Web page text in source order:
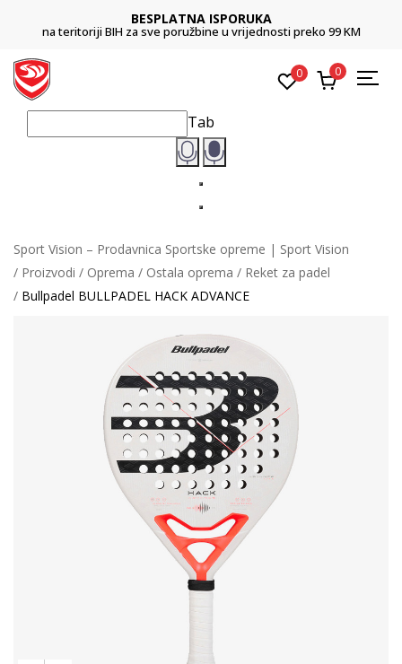
BESPLATNA ISPORUKA
na teritoriji BIH za sve poružbine u vrijednosti preko 99 KM
0 0
Tab
Sport Vision – Prodavnica Sportske opreme | Sport Vision
Proizvodi
Oprema Ostala oprema
Reket za padel
Bullpadel BULLPADEL HACK ADVANCE